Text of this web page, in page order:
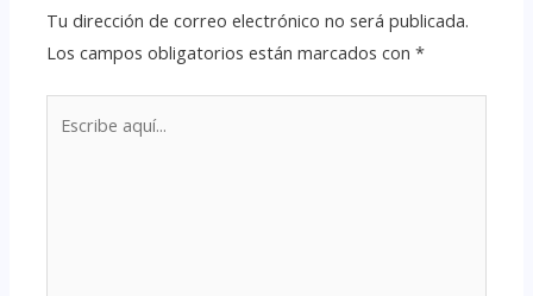
Tu dirección de correo electrónico no será publicada.
Los campos obligatorios están marcados con*